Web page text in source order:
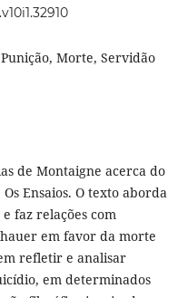
Morte, Servidão
de Montaigne acerca do
Ensaios. O texto aborda
faz relações com
em favor da morte
refletir e analisar
em determinados